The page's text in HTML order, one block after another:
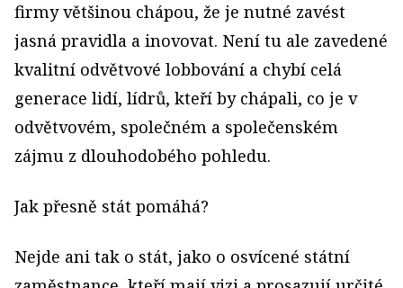
firmy většinou chápou, že je nutné zavést
jasná pravidla a inovovat. Není tu ale zavedené
kvalitní odvětvové lobbování a chybí celá
generace lidí, lídrů, kteří by chápali, co je v
odvětvovém, společném a společenském
zájmu z dlouhodobého pohledu.
Jak přesně stát pomáhá?
Nejde ani tak o stát, jako o osvícené státní